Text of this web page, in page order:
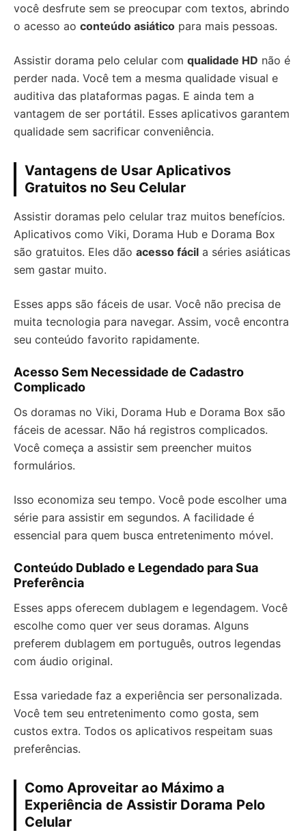
você desfrute sem se preocupar com textos, abrindo
o acesso ao conteúdo asiático para mais pessoas.
Assistir dorama pelo celular com qualidade HD não é
perder nada. Você tem a mesma qualidade visual e
auditiva das plataformas pagas. E ainda tem a
vantagem de ser portátil. Esses aplicativos garantem
qualidade sem sacrificar conveniência.
Vantagens de Usar Aplicativos
Gratuitos no Seu Celular
Assistir doramas pelo celular traz muitos benefícios.
Aplicativos como Viki, Dorama Hub e Dorama Box
são gratuitos. Eles dão acesso fácil a séries asiáticas
sem gastar muito.
Esses apps são fáceis de usar. Você não precisa de
muita tecnologia para navegar. Assim, você encontra
seu conteúdo favorito rapidamente.
Acesso Sem Necessidade de Cadastro
Complicado
Os doramas no Viki, Dorama Hub e Dorama Box são
fáceis de acessar. Não há registros complicados.
Você começa a assistir sem preencher muitos
formulários.
Isso economiza seu tempo. Você pode escolher uma
série para assistir em segundos. A facilidade é
essencial para quem busca entretenimento móvel.
Conteúdo Dublado e Legendado para Sua
Preferência
Esses apps oferecem dublagem e legendagem. Você
escolhe como quer ver seus doramas. Alguns
preferem dublagem em português, outros legendas
com áudio original.
Essa variedade faz a experiência ser personalizada.
Você tem seu entretenimento como gosta, sem
custos extra. Todos os aplicativos respeitam suas
preferências.
Como Aproveitar ao Máximo a
Experiência de Assistir Dorama Pelo
Celular